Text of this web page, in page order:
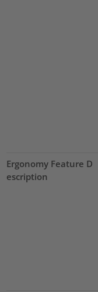
Ergonomy Feature D
escription